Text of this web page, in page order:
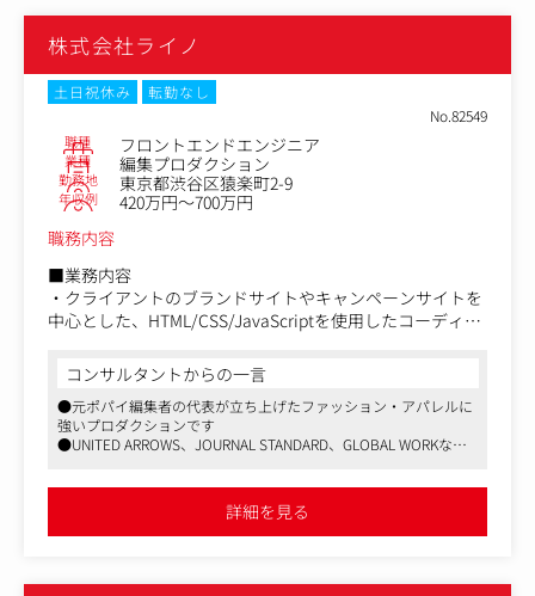
●描いた構想をプロトタイプとして具体化し、ステークホ
ルダーが議論し、判断できる材料を提示することでプロジ
ェクトの意思決定を推進
●選ばれた構想を実際の体験として成立させるために、設
計・実装・ローンチまで責任を持って遂行
【事例紹介】
●企業の節目のを「記念」で終わらせず、「体験」に変え
る
全社員が参加する創業50周年式典。1,000人が集まっても、
一人ひとりが傍観者のままでは組織は変わらない。技術で
「自分ごと」をどう生み出すか？
エンジニアリングの知見を活かし、体験構造の設計・検
└カメラによるリアルタイムデータ取得と、参加者の動き
がライブビジュアライゼーションで反映される演出を技術
視点から設計
└デザイナー・ディレクターと表現の方向性を共にデザイ
ンし、プロトタイプで実現可能性を検証
し、未来をつくる主体として関与する転換点を技術で具現
株式会社ライノ
土日祝休み
転勤なし
No.82549
職種 フロントエンドエンジニア
業種 編集プロダクション
勤務地 東京都渋谷区猿楽町2-9
年収例
420万円～700万円
職務内容
■業務内容
・クライアントのブランドサイトやキャンペーンサイトを
中心とした、HTML/CSS/JavaScriptを使用したコーディン
・WordPressを利用したサイト制作（テーマ開発・改修・
運用）
・自社媒体『フイナム』、『ガールフイナム』の改修や記
事制作
・社内に在籍する編集者、ディレクターが制作物の設計を
行います。その後デザイナーがデザインを作成し、そのデ
コンサルタントからの一言
●元ポパイ編集者の代表が立ち上げたファッション・アパレルに
強いプロダクションです
●UNITED ARROWS、JOURNAL STANDARD、GLOBAL WORKな
●自社でファッションに特化したWebマガジンや雑誌の発行、ア
パレル事業も展開しており、ファッション界でも地位を築いてい
ます
詳細を見る